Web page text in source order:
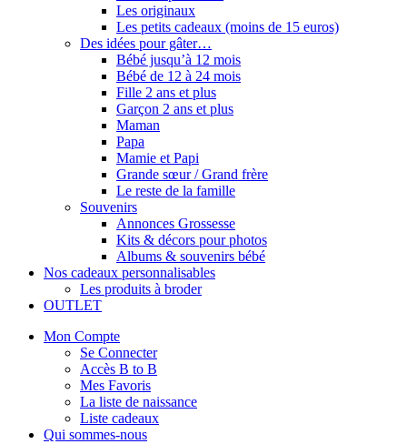
Les originaux
Les petits cadeaux (moins de 15 euros)
Des idées pour gâter…
Bébé jusqu’à 12 mois
Bébé de 12 à 24 mois
Fille 2 ans et plus
Garçon 2 ans et plus
Maman
Papa
Mamie et Papi
Grande sœur / Grand frère
Le reste de la famille
Souvenirs
Annonces Grossesse
Kits & décors pour photos
Albums & souvenirs bébé
Nos cadeaux personnalisables
Les produits à broder
OUTLET
Mon Compte
Se Connecter
Accès B to B
Mes Favoris
La liste de naissance
Liste cadeaux
Qui sommes-nous